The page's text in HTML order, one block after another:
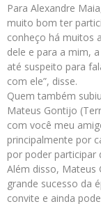
Para Alexandre
muito bom ter
conheço há muitos
dele e para a mim,
até suspeito para
com ele”, disse.
Quem também
Mateus Gontijo
com você meu
principalmente por
por poder participar
Além disso, Mateus
grande sucesso da
convite e ainda